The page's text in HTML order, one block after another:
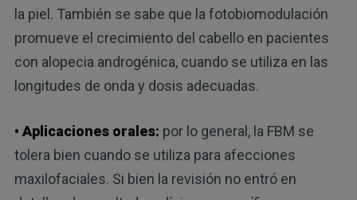
la piel. También se sabe que la fotobiomodulación
promueve el crecimiento del cabello en pacientes
con alopecia androgénica, cuando se utiliza en las
longitudes de onda y dosis adecuadas.
• Aplicaciones orales: por lo general, la FBM se
tolera bien cuando se utiliza para afecciones
maxilofaciales. Si bien la revisión no entró en